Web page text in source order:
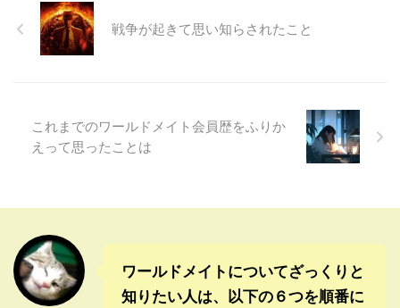
に、大小５０あまりの島々の
景観が美しい。 夕日もき
れいに映える。なんとなく、
時は神明浦）に真珠養殖の実
験場を作り、そして大変な苦
労をしながら、真珠養殖に成
てきた。 この井の頭公園の井
るけどね。 深見東州先生によ
ると、遠く秩父山系の伏流水
が湧水となって出てきたのが
戦争が起きて思い知らされたこと
これまでのワールドメイト会員歴をふりか
えって思ったことは
ワールドメイトについてざっくりと
知りたい人は、以下の６つを順番に